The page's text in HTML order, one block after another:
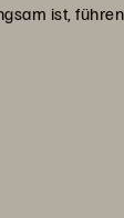
ist,